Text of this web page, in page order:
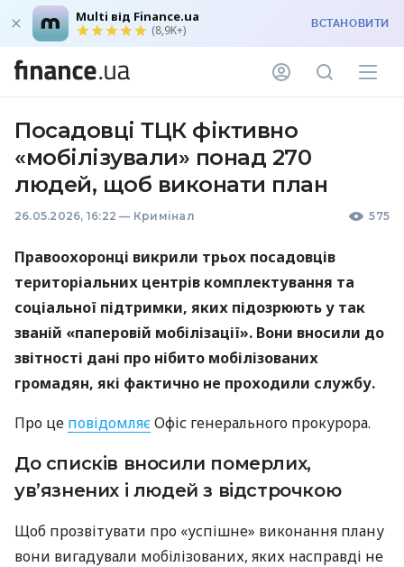
Multi від Finance.ua
(8,9K+) ВСТАНОВИТИ
Посадовці ТЦК фіктивно
«мобілізували» понад 270
людей, щоб виконати план
26.05.2026, 16:22 — Кримінал 575
Правоохоронці викрили трьох посадовців
територіальних центрів комплектування та
соціальної підтримки, яких підозрюють у так
званій «паперовій мобілізації». Вони вносили до
звітності дані про нібито мобілізованих
громадян, які фактично не проходили службу.
Про це повідомляєОфіс генерального прокурора.
До списків вносили померлих,
ув’язнених і людей з відстрочкою
Щоб прозвітувати про «успішне» виконання плану
вони вигадували мобілізованих, яких насправді не